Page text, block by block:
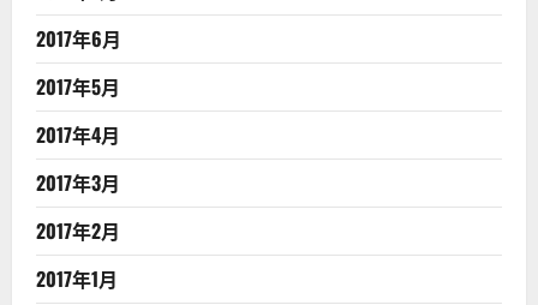
2017年6月
2017年5月
2017年4月
2017年3月
2017年2月
2017年1月